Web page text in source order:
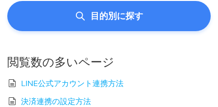
目的別に探す
閲覧数の多いページ
LINE公式アカウント連携方法
決済連携の設定方法